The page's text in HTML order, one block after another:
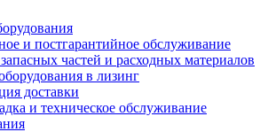
и постгарантийное обслуживание
частей и расходных материалов
в лизинг
доставки
и техническое обслуживание